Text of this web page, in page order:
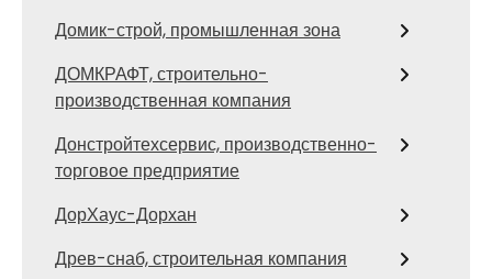
Домик-строй, промышленная зона
ДОМКРАФТ, строительно-
производственная компания
Донстройтехсервис, производственно-
торговое предприятие
ДорХаус-Дорхан
Древ-снаб, строительная компания